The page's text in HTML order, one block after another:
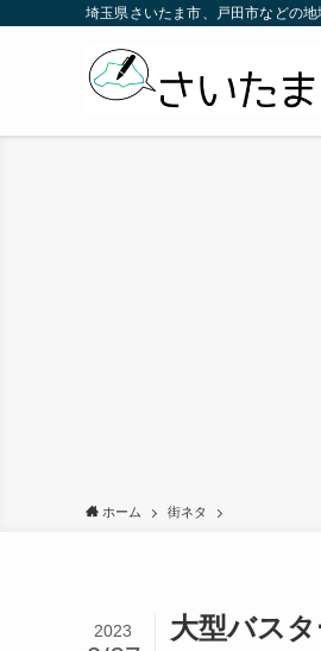
埼玉県さいたま市、戸田市などの
ホーム 街ネタ
大型バス
2023